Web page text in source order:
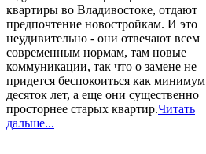
квартиры во Владивостоке, отдают
предпочтение новостройкам. И это
неудивительно - они отвечают всем
современным нормам, там новые
коммуникации, так что о замене не
придется беспокоиться как минимум
десяток лет, а еще они существенно
просторнее старых квартир.Читать
дальше...